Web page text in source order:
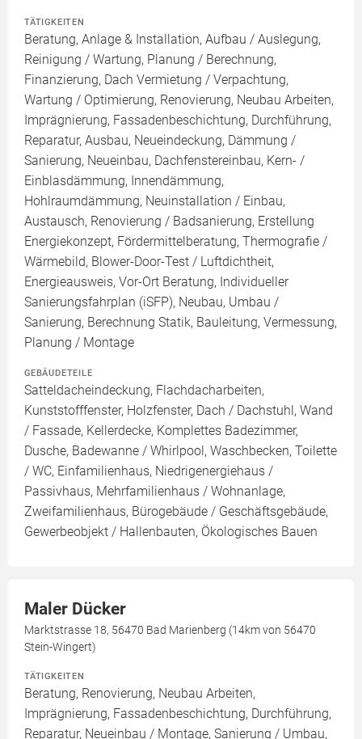
TÄTIGKEITEN
Beratung, Anlage & Installation, Aufbau / Auslegung,
Reinigung / Wartung, Planung / Berechnung,
Finanzierung, Dach Vermietung / Verpachtung,
Wartung / Optimierung, Renovierung, Neubau Arbeiten,
Imprägnierung, Fassadenbeschichtung, Durchführung,
Reparatur, Ausbau, Neueindeckung, Dämmung /
Sanierung, Neueinbau, Dachfenstereinbau, Kern- /
Einblasdämmung, Innendämmung,
Hohlraumdämmung, Neuinstallation / Einbau,
Austausch, Renovierung / Badsanierung, Erstellung
Energiekonzept, Fördermittelberatung, Thermografie /
Wärmebild, Blower-Door-Test / Luftdichtheit,
Energieausweis, Vor-Ort Beratung, Individueller
Sanierungsfahrplan (iSFP), Neubau, Umbau /
Sanierung, Berechnung Statik, Bauleitung, Vermessung,
Planung / Montage
GEBÄUDETEILE
Satteldacheindeckung, Flachdacharbeiten,
Kunststofffenster, Holzfenster, Dach / Dachstuhl, Wand
/ Fassade, Kellerdecke, Komplettes Badezimmer,
Dusche, Badewanne / Whirlpool, Waschbecken, Toilette
/ WC, Einfamilienhaus, Niedrigenergiehaus /
Passivhaus, Mehrfamilienhaus / Wohnanlage,
Zweifamilienhaus, Bürogebäude / Geschäftsgebäude,
Gewerbeobjekt / Hallenbauten, Ökologisches Bauen
Maler Dücker
Marktstrasse 18, 56470 Bad Marienberg (14km von 56470
Stein-Wingert)
TÄTIGKEITEN
Beratung, Renovierung, Neubau Arbeiten,
Imprägnierung, Fassadenbeschichtung, Durchführung,
Reparatur, Neueinbau / Montage, Sanierung / Umbau,